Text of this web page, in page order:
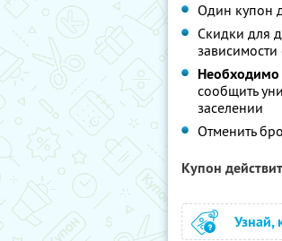
Один купон
Скидки для
зависимости
Необходимо
сообщить
заселении
Отменить
Купон
Узнай,